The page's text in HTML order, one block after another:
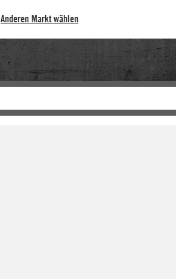
Anderen Markt wählen